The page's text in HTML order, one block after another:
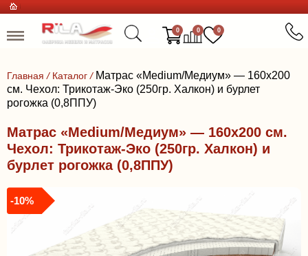
0 0 0
Главная / Каталог / Матрас «Medium/Медиум» — 160x200
см. Чехол: Трикотаж-Эко (250гр. Халкон) и бурлет
рогожка (0,8ППУ)
Матрас «Medium/Медиум» — 160x200 см.
Чехол: Трикотаж-Эко (250гр. Халкон) и
бурлет рогожка (0,8ППУ)
-10%